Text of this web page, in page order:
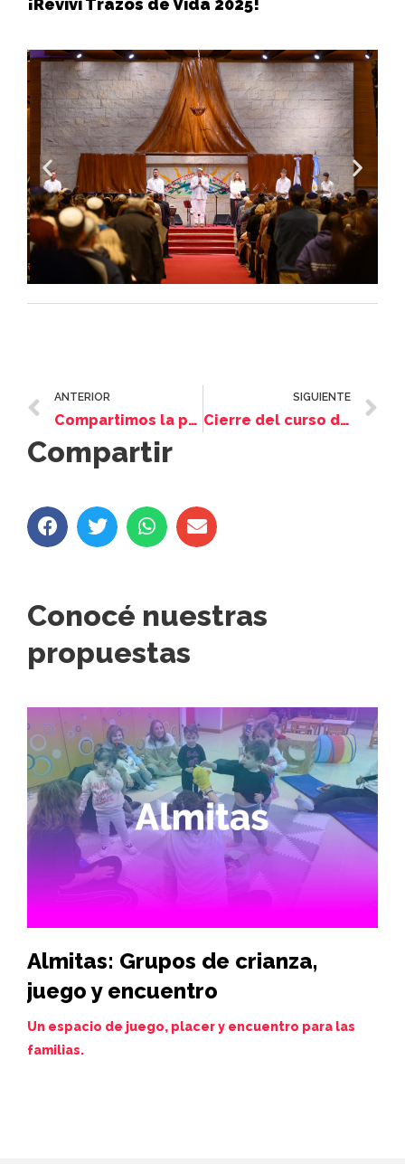
¡Reviví Trazos de Vida 2025!
ANTERIOR
Compartimos la presentación del libro “La Rama Cortada”, de Karina Gawromski
SIGUIENTE
Cierre del curso de voluntariado Contá Conmigo
Compartir
Conocé nuestras
propuestas
Almitas: Grupos de crianza,
juego y encuentro
Un espacio de juego, placer y encuentro para las
familias.